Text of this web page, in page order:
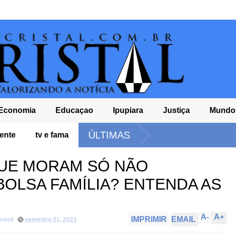
Economia Educaçao Ipupiara Justiça Mundo
tv e fama ÚLTIMAS
MORAM SÓ NÃO
FAMÍLIA? ENTENDA AS
setembro 21, 2023 A+
A-
IMPRIMIR EMAIL